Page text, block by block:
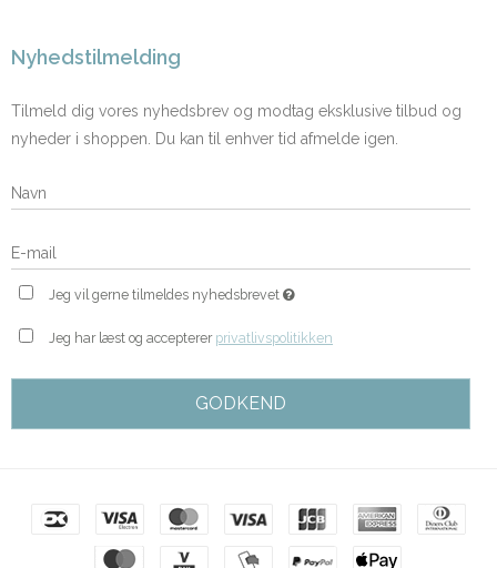
Nyhedstilmelding
Tilmeld dig vores nyhedsbrev og modtag eksklusive tilbud og
nyheder i shoppen. Du kan til enhver tid afmelde igen.
Jeg vil gerne tilmeldes nyhedsbrevet
Jeg har læst og accepterer privatlivspolitikken
GODKEND